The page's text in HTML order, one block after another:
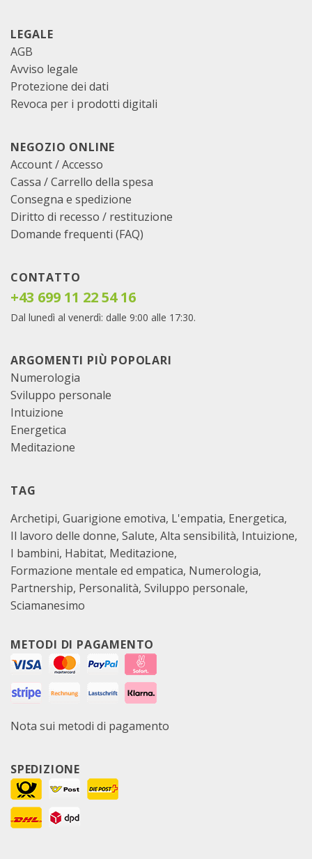
LEGALE
AGB
Avviso legale
Protezione dei dati
Revoca per i prodotti digitali
NEGOZIO ONLINE
Account / Accesso
Cassa /Carrello della spesa
Consegna e spedizione
Diritto di recesso / restituzione
Domande frequenti (FAQ)
CONTATTO
+43 699 11 22 54 16
Dal lunedì al venerdì: dalle 9:00 alle 17:30.
ARGOMENTI PIÙ POPOLARI
Numerologia
Sviluppo personale
Intuizione
Energetica
Meditazione
TAG
Archetipi Guarigione emotiva L'empatia Energetica
Il lavoro delle donne Salute Alta sensibilità Intuizione
I bambini Habitat Meditazione
Formazione mentale ed empatica Numerologia
Partnership Personalità Sviluppo personale
Sciamanesimo
METODI DI PAGAMENTO
Nota sui metodi di pagamento
SPEDIZIONE